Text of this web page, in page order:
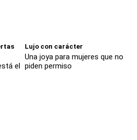
el
Lujo con carácter
Una joya para mujeres que no
piden permiso